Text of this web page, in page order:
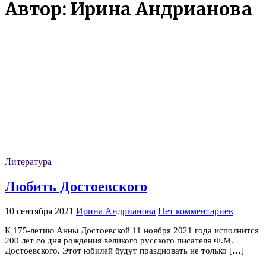
Автор: Ирина Андрианова
Литература
Любить Достоевского
10 сентября 2021 Ирина Андрианова Нет комментариев
К 175-летию Анны Достоевской 11 ноября 2021 года исполнится
200 лет со дня рождения великого русского писателя Ф.М.
Достоевского. Этот юбилей будут праздновать не только […]